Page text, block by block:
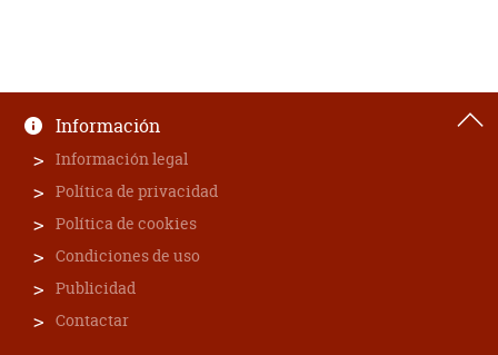
Información
Información legal
Política de privacidad
Política de cookies
Condiciones de uso
Publicidad
Contactar